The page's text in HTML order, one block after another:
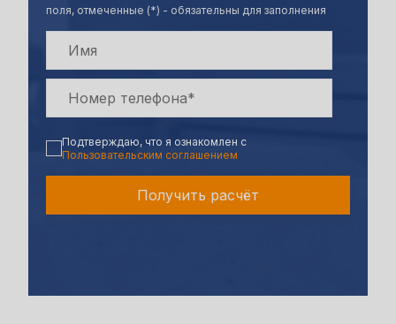
поля, отмеченные (*) - обязательны для заполнения
Подтверждаю, что я ознакомлен с
Пользовательским соглашением
Получить расчёт